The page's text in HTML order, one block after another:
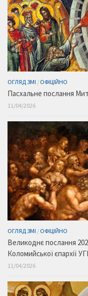
ОГЛЯД ЗМІ / ОФІЦІЙНО
Пасхальне послання
11/04/2026
ОГЛЯД ЗМІ / ОФІЦІЙНО
Великоднє послання
Коломийської єпархії
11/04/2026